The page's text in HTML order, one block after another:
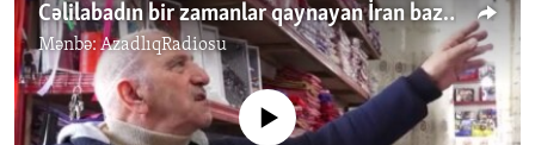
Cəlilabadın bir zamanlar qaynayan İran bazarı 'ölüb'
Mənbə: AzadlıqRadiosu
No media source currently available